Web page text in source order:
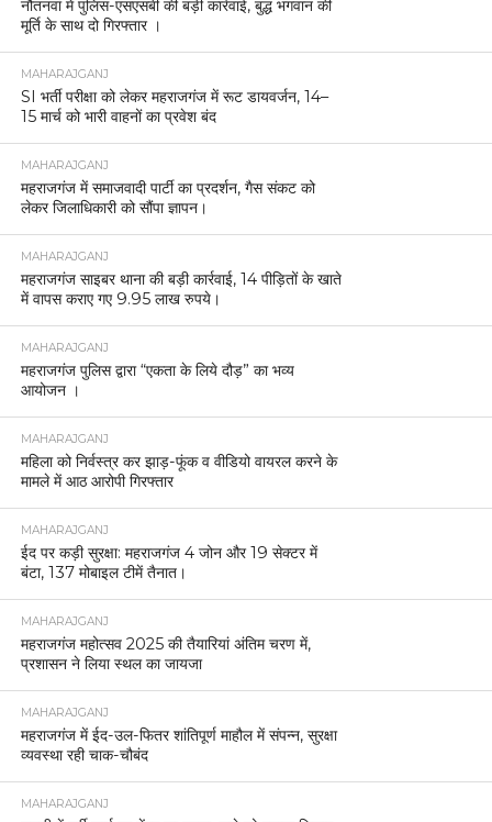
नौतनवां में पुलिस-एसएसबी की बड़ी कार्रवाई, बुद्ध भगवान की
मूर्ति के साथ दो गिरफ्तार ।
MAHARAJGANJ
SI भर्ती परीक्षा को लेकर महराजगंज में रूट डायवर्जन, 14–
15 मार्च को भारी वाहनों का प्रवेश बंद
MAHARAJGANJ
महराजगंज में समाजवादी पार्टी का प्रदर्शन, गैस संकट को
लेकर जिलाधिकारी को सौंपा ज्ञापन।
MAHARAJGANJ
महराजगंज साइबर थाना की बड़ी कार्रवाई, 14 पीड़ितों के खाते
में वापस कराए गए 9.95 लाख रुपये।
MAHARAJGANJ
महराजगंज पुलिस द्वारा “एकता के लिये दौड़” का भव्य
आयोजन ।
MAHARAJGANJ
महिला को निर्वस्त्र कर झाड़-फूंक व वीडियो वायरल करने के
मामले में आठ आरोपी गिरफ्तार
MAHARAJGANJ
ईद पर कड़ी सुरक्षा: महराजगंज 4 जोन और 19 सेक्टर में
बंटा, 137 मोबाइल टीमें तैनात।
MAHARAJGANJ
महराजगंज महोत्सव 2025 की तैयारियां अंतिम चरण में,
प्रशासन ने लिया स्थल का जायजा
MAHARAJGANJ
महराजगंज में ईद-उल-फितर शांतिपूर्ण माहौल में संपन्न, सुरक्षा
व्यवस्था रही चाक-चौबंद
MAHARAJGANJ